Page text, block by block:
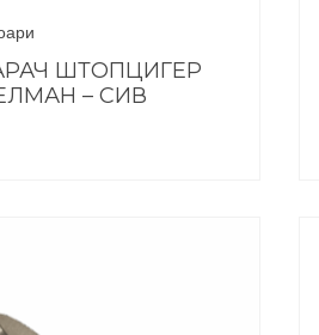
ШТОПЦИГЕР
– СИВ